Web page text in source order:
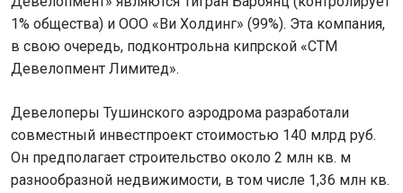
1% общества) и ООО «Ви Холдинг» (99%). Эта компания,
в свою очередь, подконтрольна кипрской «СТМ
Девелопмент Лимитед».
Девелоперы Тушинского аэродрома разработали
совместный инвестпроект стоимостью 140 млрд руб.
Он предполагает строительство около 2 млн кв. м
разнообразной недвижимости, в том числе 1,36 млн кв.